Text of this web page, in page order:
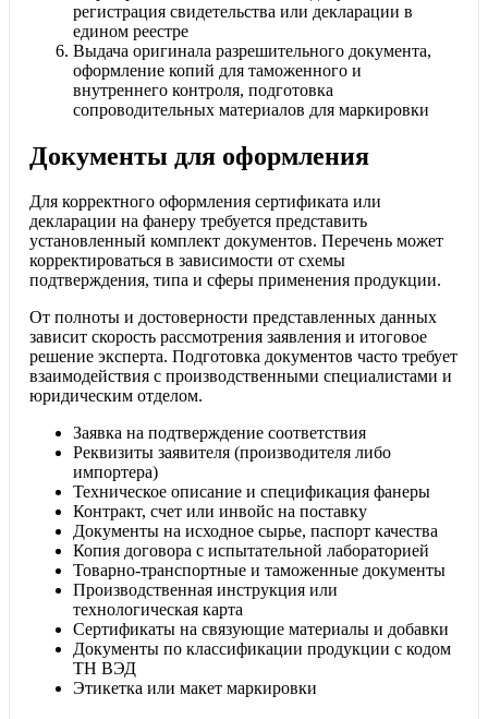
регистрация свидетельства или декларации в
едином реестре
Выдача оригинала разрешительного документа,
оформление копий для таможенного и
внутреннего контроля, подготовка
сопроводительных материалов для маркировки
Документы для оформления
Для корректного оформления сертификата или
декларации на фанеру требуется представить
установленный комплект документов. Перечень может
корректироваться в зависимости от схемы
подтверждения, типа и сферы применения продукции.
От полноты и достоверности представленных данных
зависит скорость рассмотрения заявления и итоговое
решение эксперта. Подготовка документов часто требует
взаимодействия с производственными специалистами и
юридическим отделом.
Заявка на подтверждение соответствия
Реквизиты заявителя (производителя либо
импортера)
Техническое описание и спецификация фанеры
Контракт, счет или инвойс на поставку
Документы на исходное сырье, паспорт качества
Копия договора с испытательной лабораторией
Товарно-транспортные и таможенные документы
Производственная инструкция или
технологическая карта
Сертификаты на связующие материалы и добавки
Документы по классификации продукции с кодом
ТН ВЭД
Этикетка или макет маркировки